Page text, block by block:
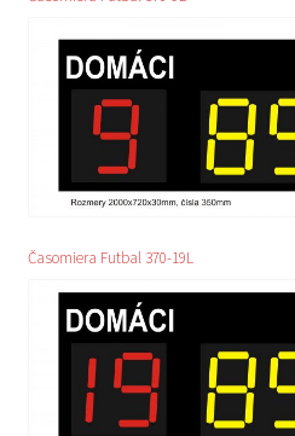
Ochrana osobných údajov
Pokladňa
Sekcia domovskej stránky
Teplomery pre lyžiarské strediská
Textové riadky
Časomiera Futbal 370-19L